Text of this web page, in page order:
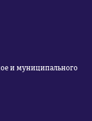
и муниципального